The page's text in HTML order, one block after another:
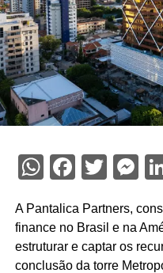
WhatsApp
A Pantalica Partners,
finance no Brasil e na
estruturar e captar os
conclusão da torre